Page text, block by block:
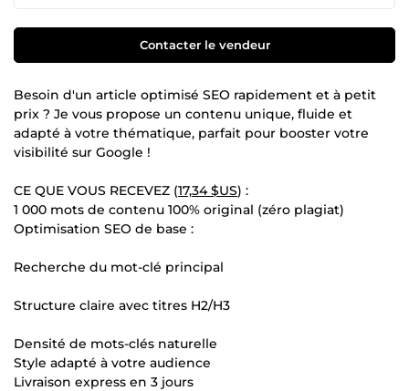
Contacter le vendeur
Besoin d'un article optimisé SEO rapidement et à petit
prix ? Je vous propose un contenu unique, fluide et
adapté à votre thématique, parfait pour booster votre
visibilité sur Google !
CE QUE VOUS RECEVEZ (17,34 $US) :
1 000 mots de contenu 100% original (zéro plagiat)
Optimisation SEO de base :
Recherche du mot-clé principal
Structure claire avec titres H2/H3
Densité de mots-clés naturelle
Style adapté à votre audience
Livraison express en 3 jours